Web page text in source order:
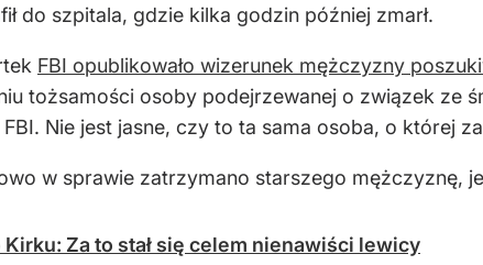
do szpitala, gdzie kilka godzin później zmarł.
FBI opublikowało wizerunek mężczyzny
tożsamości osoby podejrzewanej o związek ze
FBI. Nie jest jasne, czy to ta sama osoba, o której
w sprawie zatrzymano starszego mężczyznę,
Kirku: Za to stał się celem nienawiści lewicy